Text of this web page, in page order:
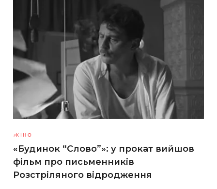
КІНО
«Будинок “Слово”»: у прокат вийшов
фільм про письменників
Розстріляного відродження